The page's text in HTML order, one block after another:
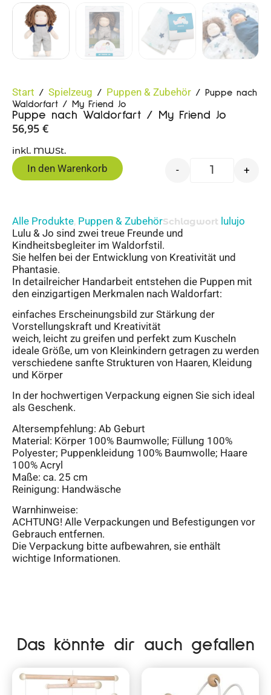
Start / Spielzeug / Puppen & Zubehör / Puppe nach
Waldorfart / My Friend Jo
Puppe nach Waldorfart / My Friend Jo
56,95 €
inkl. MWSt.
- +
In den Warenkorb
Alle Produkte, Puppen & ZubehörSchlagwort lulujo
Lulu & Jo sind zwei treue Freunde und
Kindheitsbegleiter im Waldorfstil.
Sie helfen bei der Entwicklung von Kreativität und
Phantasie.
In detailreicher Handarbeit entstehen die Puppen mit
den einzigartigen Merkmalen nach Waldorfart:
einfaches Erscheinungsbild zur Stärkung der
Vorstellungskraft und Kreativität
weich, leicht zu greifen und perfekt zum Kuscheln
ideale Größe, um von Kleinkindern getragen zu werden
verschiedene sanfte Strukturen von Haaren, Kleidung
und Körper
In der hochwertigen Verpackung eignen Sie sich ideal
als Geschenk.
Altersempfehlung: Ab Geburt
Material: Körper 100% Baumwolle; Füllung 100%
Polyester; Puppenkleidung 100% Baumwolle; Haare
100% Acryl
Maße: ca. 25 cm
Reinigung: Handwäsche
Warnhinweise:
ACHTUNG! Alle Verpackungen und Befestigungen vor
Gebrauch entfernen.
Die Verpackung bitte aufbewahren, sie enthält
wichtige Informationen.
Das könnte dir auch gefallen